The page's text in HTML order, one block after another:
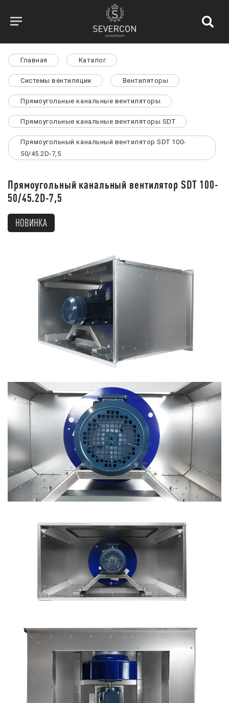
Главная Каталог
Системы вентиляции Вентиляторы
Прямоугольные канальные вентиляторы
Прямоугольные канальные вентиляторы SDT
Прямоугольный канальный вентилятор SDT 100-
50/45.2D-7,5
Прямоугольный канальный вентилятор SDT 100-
50/45.2D-7,5
НОВИНКА